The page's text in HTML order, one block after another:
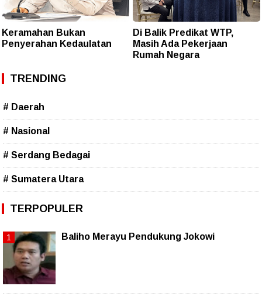
Keramahan Bukan
Penyerahan Kedaulatan
Di Balik Predikat WTP,
Masih Ada Pekerjaan
Rumah Negara
TRENDING
# Daerah
# Nasional
# Serdang Bedagai
# Sumatera Utara
TERPOPULER
Baliho Merayu Pendukung Jokowi